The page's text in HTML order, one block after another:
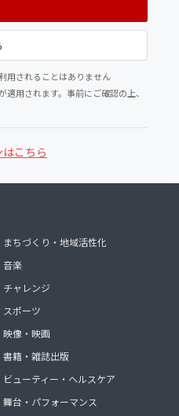
用されることはありません
適用されます。事前にご確認の上、
こちら
まちづくり・地域活性化
音楽
チャレンジ
スポーツ
映像・映画
書籍・雑誌出版
ビューティー・ヘルスケア
舞台・パフォーマンス